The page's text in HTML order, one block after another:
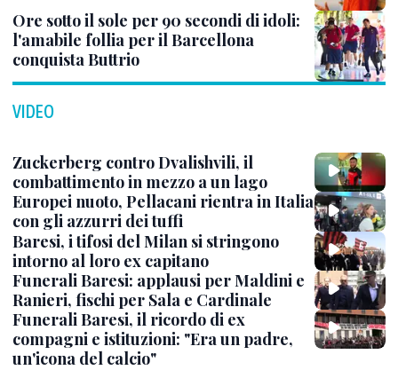
Ore sotto il sole per 90 secondi di idoli:
l'amabile follia per il Barcellona
conquista Buttrio
VIDEO
Zuckerberg contro Dvalishvili, il
combattimento in mezzo a un lago
Europei nuoto, Pellacani rientra in Italia
con gli azzurri dei tuffi
Baresi, i tifosi del Milan si stringono
intorno al loro ex capitano
Funerali Baresi: applausi per Maldini e
Ranieri, fischi per Sala e Cardinale
Funerali Baresi, il ricordo di ex
compagni e istituzioni: "Era un padre,
un'icona del calcio"